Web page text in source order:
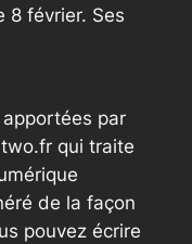
8 février. Ses
par
qui traite
de la façon
pouvez écrire